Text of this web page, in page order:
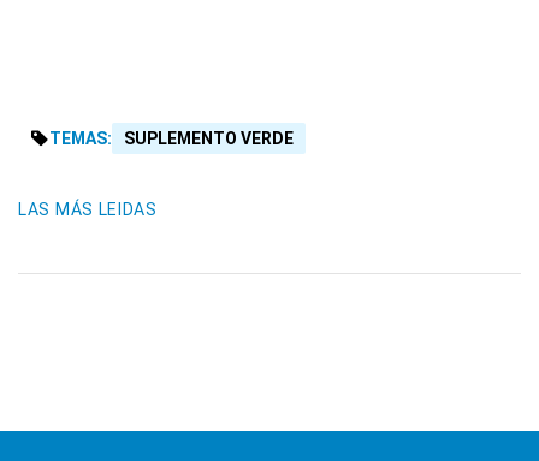
TEMAS: SUPLEMENTO VERDE
LAS MÁS LEIDAS